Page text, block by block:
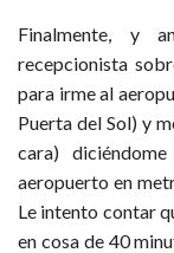
Finalmente, y
recepcionista
para irme al
Puerta del Sol) y
cara)
aeropuerto en
Le intento contar
en cosa de 40